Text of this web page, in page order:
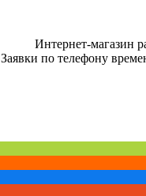
Интернет-магазин
Заявки по телефону